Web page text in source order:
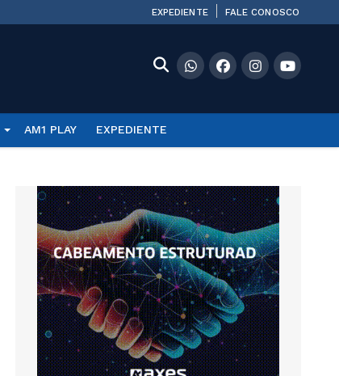
EXPEDIENTE FALE CONOSCO
AM1 PLAY EXPEDIENTE